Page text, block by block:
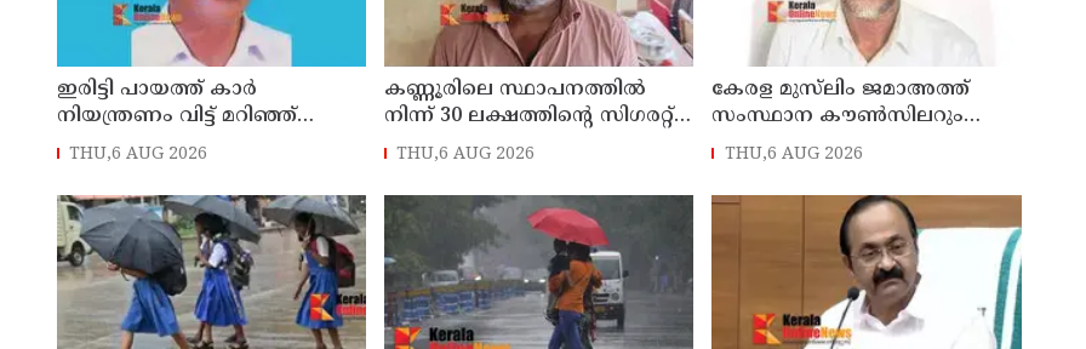
ഇരിട്ടി പായത്ത് കാർ
നിയന്ത്രണം വിട്ട് മറിഞ്ഞ്
തളിപ്പറമ്പിലെ ആദ്യ കാല
THU,6 AUG 2026
കണ്ണൂരിലെ സ്ഥാപനത്തിൽ
നിന്ന് 30 ലക്ഷത്തിന്റെ സിഗരറ്റ്
മോഷണം: തമിഴ്‌നാട്
തെങ്കാശിയിൽ പിടിയിൽ
THU,6 AUG 2026
കേരള മുസ്‌ലിം ജമാഅത്ത്
സംസ്ഥാന കൗൺസിലറും
തളിപ്പറമ്പിലെ മുതിർന്ന മാധ്യമ
അലി മൊഗ്രാൽ നിര്യാതനായി
THU,6 AUG 2026